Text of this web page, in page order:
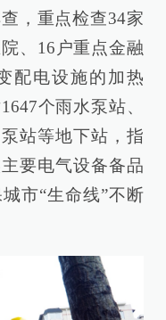
，重点检查34家
、16户重点金融
配电设施的加热
个雨水泵站、
站等地下站，指
要电气设备备品
市“生命线”不断